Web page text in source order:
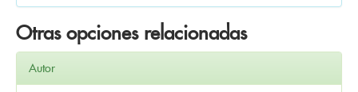
Otras opciones relacionadas
Autor